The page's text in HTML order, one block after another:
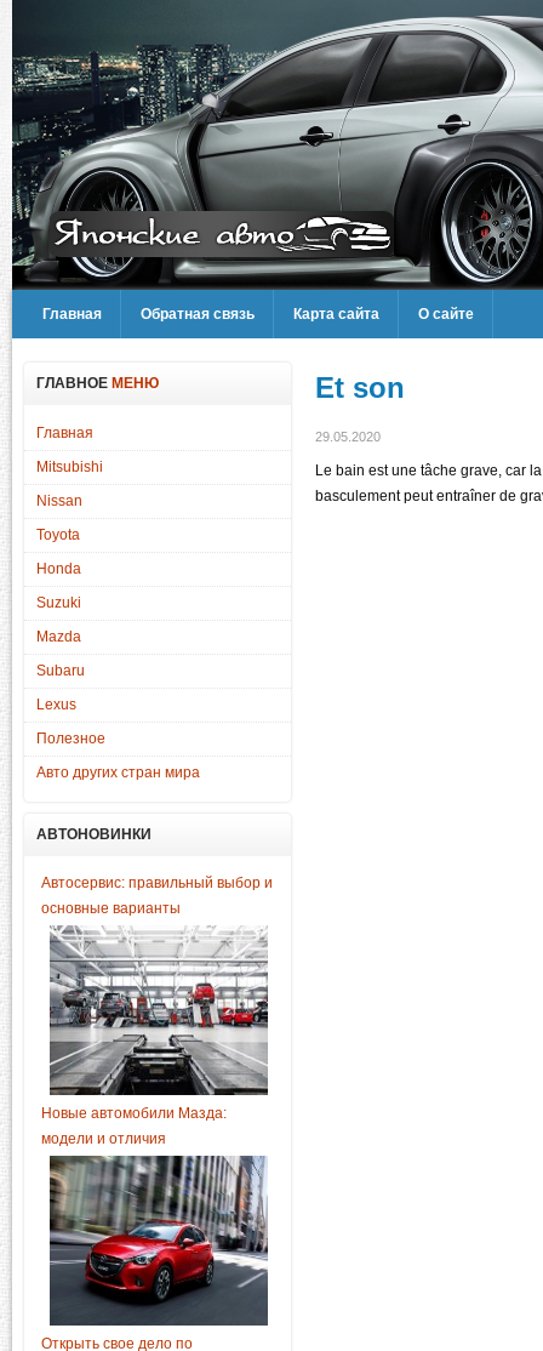
Главная Обратная связь Карта сайта О сайте
ГЛАВНОЕ МЕНЮ
Главная
Mitsubishi
Nissan
Toyota
Honda
Suzuki
Mazda
Subaru
Lexus
Полезное
Авто других стран мира
АВТОНОВИНКИ
Автосервис: правильный выбор и
основные варианты
Новые автомобили Мазда:
модели и отличия
Открыть свое дело по
Et son
29.05.2020
Le bain est une tâche grave, car
basculement peut entraîner de